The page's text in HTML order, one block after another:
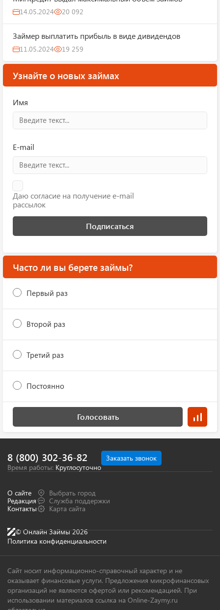
14.05.2024 20 092
Займер выплатить прибыль в виде дивидендов
11.05.2024 19 259
Узнайте о новых займах
Имя
E-mail
Даю согласие на получение e-mail
рассылок
Подписаться
Часто ли вы берете займы?
Первый раз
Второй раз
Третий раз
Постоянно
Голосовать
© Онлайн Займы 2026
Политика конфиденциальности
О сайте
Редакция
Контакты
Выбрать город
Служба поддержки
Карта сайта
Заказать звонок
8 (800) 302-36-82
Время работы: Круглосуточно
Сайт носит информационно-справочный характер и не
оказывает финансовые услуги. Предложения микрофинансовых
организаций не являются офертой или рекомендацией. При
использовании материалов ссылка на Online-Zaymy.ru